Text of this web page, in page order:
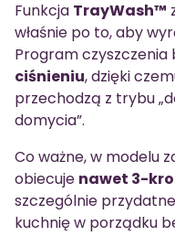
Funkcja TrayWash™
właśnie po to, aby
Program czyszczenia
ciśnieniu, dzięki
przechodzą z trybu
domycia”.
Co ważne, w modelu
obiecuje nawet 3-
szczególnie
kuchnię w porządku